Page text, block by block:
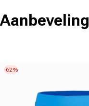
Aanbeveling
-62%